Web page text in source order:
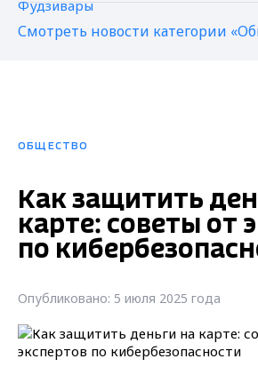
Смотреть новости категории
ОБЩЕСТВО
Как защитить
карте: советы от
по
Опубликовано: 5 июля 2025 года